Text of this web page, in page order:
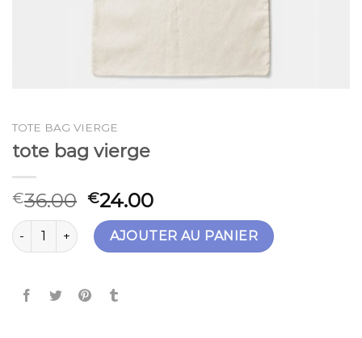
TOTE BAG VIERGE
tote bag vierge
€36.00 €24.00
quantité de tote bag viergeAJOUTER AU PANIER